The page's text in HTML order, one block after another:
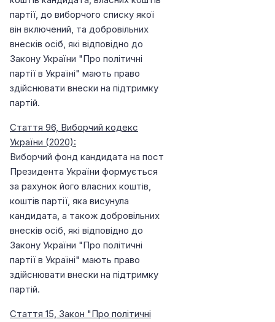
партії, до виборчого списку якої
він включений, та добровільних
внесків осіб, які відповідно до
Закону України "Про політичні
партії в Україні" мають право
здійснювати внески на підтримку
партій.
Стаття 96, Виборчий кодекс
України (2020):
Виборчий фонд кандидата на пост
Президента України формується
за рахунок його власних коштів,
коштів партії, яка висунула
кандидата, а також добровільних
внесків осіб, які відповідно до
Закону України "Про політичні
партії в Україні" мають право
здійснювати внески на підтримку
партій.
Стаття 15, Закон "Про політичні